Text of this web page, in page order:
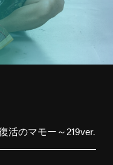
活のマモー～219ver.